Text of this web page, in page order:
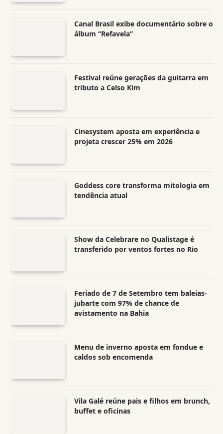
Canal Brasil exibe documentário sobre o
álbum “Refavela”
Festival reúne gerações da guitarra em
tributo a Celso Kim
Cinesystem aposta em experiência e
projeta crescer 25% em 2026
Goddess core transforma mitologia em
tendência atual
Show da Celebrare no Qualistage é
transferido por ventos fortes no Rio
Feriado de 7 de Setembro tem baleias-
jubarte com 97% de chance de
avistamento na Bahia
Menu de inverno aposta em fondue e
caldos sob encomenda
Vila Galé reúne pais e filhos em brunch,
buffet e oficinas